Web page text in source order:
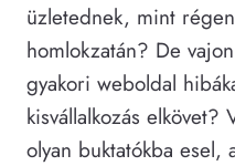
üzletednek, mint
homlokzatán? De
gyakori weboldal
kisvállalkozás elkövet?
olyan buktatókba esel,